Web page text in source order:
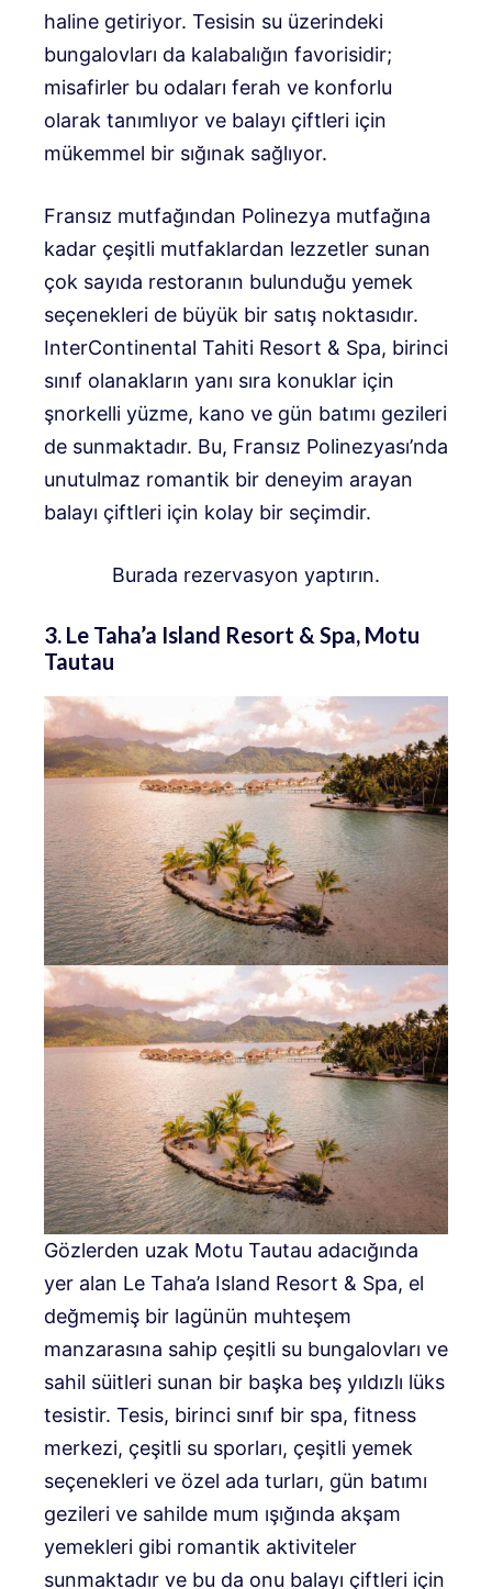
haline getiriyor. Tesisin su üzerindeki
bungalovları da kalabalığın favorisidir;
misafirler bu odaları ferah ve konforlu
olarak tanımlıyor ve balayı çiftleri için
mükemmel bir sığınak sağlıyor.
Fransız mutfağından Polinezya mutfağına
kadar çeşitli mutfaklardan lezzetler sunan
çok sayıda restoranın bulunduğu yemek
seçenekleri de büyük bir satış noktasıdır.
InterContinental Tahiti Resort & Spa, birinci
sınıf olanakların yanı sıra konuklar için
şnorkelli yüzme, kano ve gün batımı gezileri
de sunmaktadır. Bu, Fransız Polinezyası’nda
unutulmaz romantik bir deneyim arayan
balayı çiftleri için kolay bir seçimdir.
Burada rezervasyon yaptırın.
3. Le Taha’a Island Resort & Spa, Motu
Tautau
Gözlerden uzak Motu Tautau adacığında
yer alan Le Taha’a Island Resort & Spa, el
değmemiş bir lagünün muhteşem
manzarasına sahip çeşitli su bungalovları ve
sahil süitleri sunan bir başka beş yıldızlı lüks
tesistir. Tesis, birinci sınıf bir spa, fitness
merkezi, çeşitli su sporları, çeşitli yemek
seçenekleri ve özel ada turları, gün batımı
gezileri ve sahilde mum ışığında akşam
yemekleri gibi romantik aktiviteler
sunmaktadır ve bu da onu balayı çiftleri için